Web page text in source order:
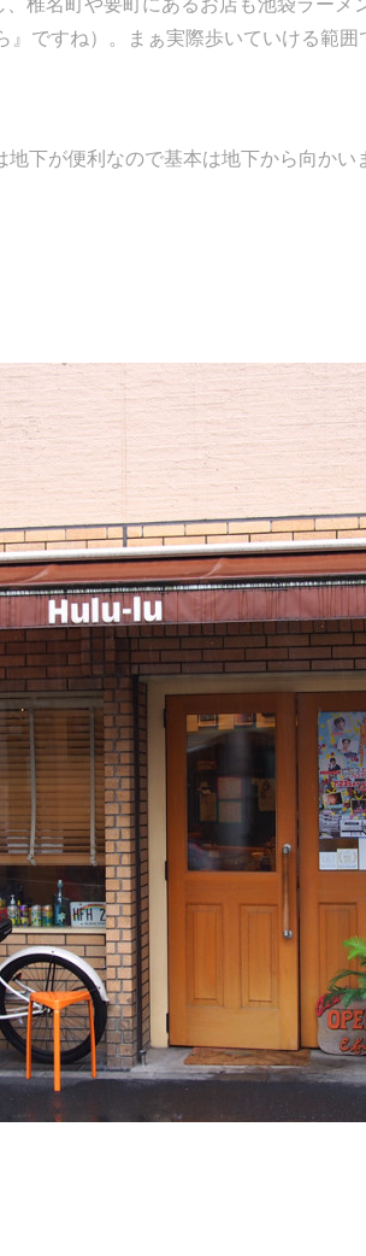
ですね）。まぁ実際歩いていける範
下が便利なので基本は地下から向か